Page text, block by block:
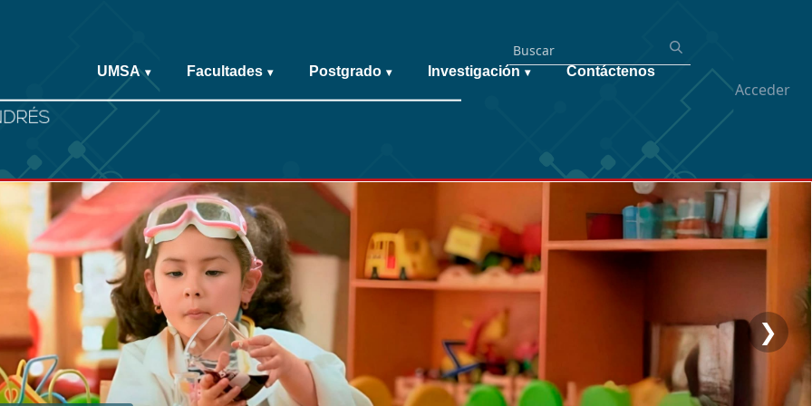
Acceder
UMSA ▾ Facultades ▾ Postgrado ▾ Investigación ▾ Contáctenos
❯